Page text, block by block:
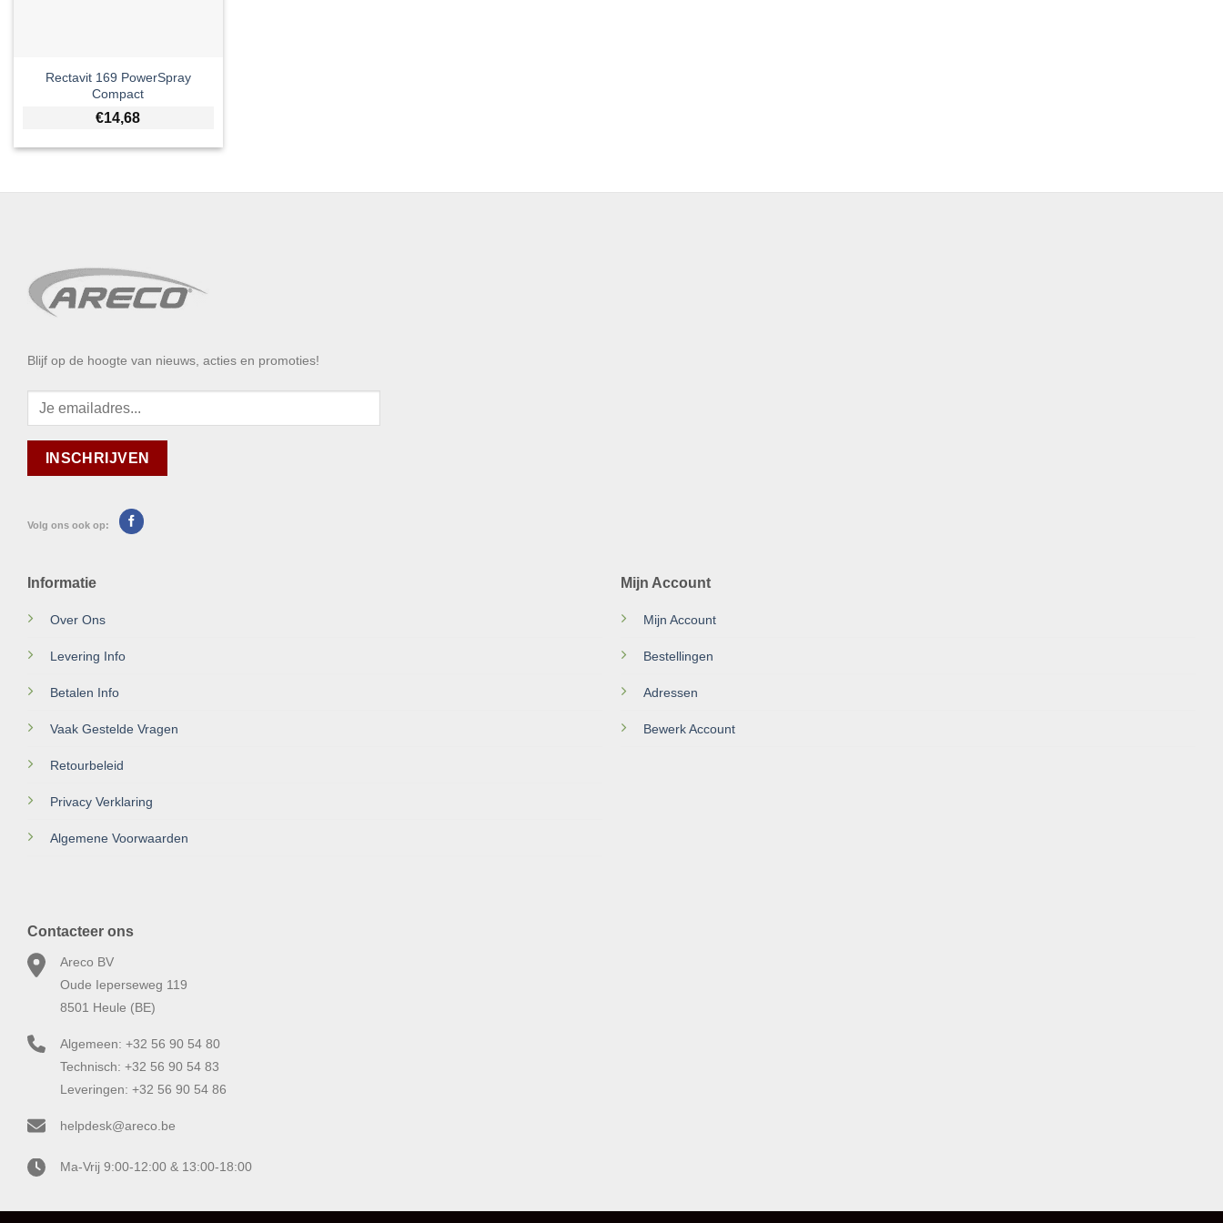
Rectavit 169 PowerSpray
Compact
€14,68
Blijf op de hoogte van nieuws, acties en promoties!
Volg ons ook op:
Informatie
Over Ons
Levering Info
Betalen Info
Vaak Gestelde Vragen
Retourbeleid
Privacy Verklaring
Algemene Voorwaarden
Mijn Account
Mijn Account
Bestellingen
Adressen
Bewerk Account
Contacteer ons
Areco BV
Oude Ieperseweg 119
8501 Heule (BE)
Algemeen: +32 56 90 54 80
Technisch: +32 56 90 54 83
Leveringen: +32 56 90 54 86
helpdesk@areco.be
Ma-Vrij 9:00-12:00 & 13:00-18:00